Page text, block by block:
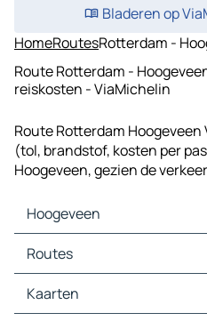
Bladeren op
HomeRoutesRotterdam -
Route Rotterdam -
reiskosten - ViaMichelin
Route Rotterdam
(tol, brandstof, kosten per
Hoogeveen, gezien de
Hoogeveen
Hoogeveen Kaarten
Hoogeveen Verkeer
Hoogeveen Hotels
Hoogeveen Restaurants
Routes
Routes Hoogeveen - Assen
Routes Hoogeveen - Zwolle
Kaarten